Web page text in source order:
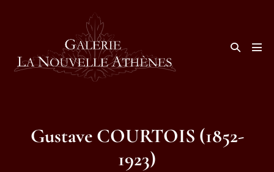
Basculer
Gustave COURTOIS (1852-
1923)